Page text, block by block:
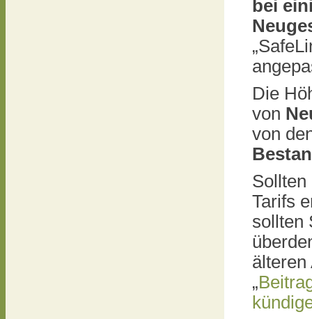
bei
Die
von
von
Sollten
Tarifs
sollten
älteren
„